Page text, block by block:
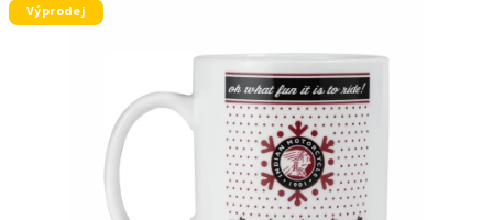
hvězdiček.
Výprodej